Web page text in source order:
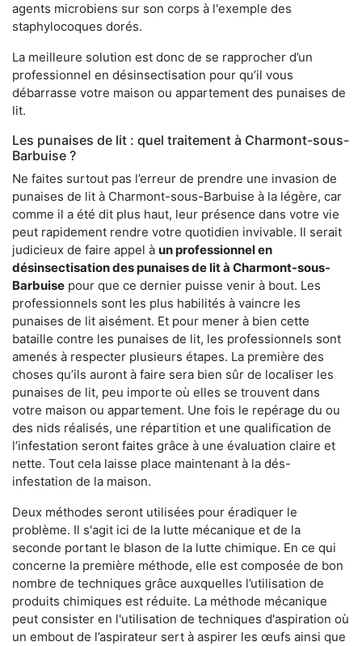
agents microbiens sur son corps à l'exemple des
staphylocoques dorés.
La meilleure solution est donc de se rapprocher d’un
professionnel en désinsectisation pour qu’il vous
débarrasse votre maison ou appartement des punaises de
lit.
Les punaises de lit : quel traitement à Charmont-sous-
Barbuise ?
Ne faites surtout pas l’erreur de prendre une invasion de
punaises de lit à Charmont-sous-Barbuise à la légère, car
comme il a été dit plus haut, leur présence dans votre vie
peut rapidement rendre votre quotidien invivable. Il serait
judicieux de faire appel à un professionnel en
désinsectisation des punaises de lit à Charmont-sous-
Barbuise pour que ce dernier puisse venir à bout. Les
professionnels sont les plus habilités à vaincre les
punaises de lit aisément. Et pour mener à bien cette
bataille contre les punaises de lit, les professionnels sont
amenés à respecter plusieurs étapes. La première des
choses qu’ils auront à faire sera bien sûr de localiser les
punaises de lit, peu importe où elles se trouvent dans
votre maison ou appartement. Une fois le repérage du ou
des nids réalisés, une répartition et une qualification de
l’infestation seront faites grâce à une évaluation claire et
nette. Tout cela laisse place maintenant à la dés-
infestation de la maison.
Deux méthodes seront utilisées pour éradiquer le
problème. Il s'agit ici de la lutte mécanique et de la
seconde portant le blason de la lutte chimique. En ce qui
concerne la première méthode, elle est composée de bon
nombre de techniques grâce auxquelles l’utilisation de
produits chimiques est réduite. La méthode mécanique
peut consister en l'utilisation de techniques d'aspiration où
un embout de l’aspirateur sert à aspirer les œufs ainsi que